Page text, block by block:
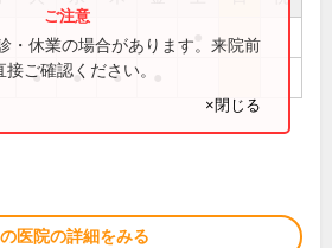
● ● ●
・休業の場合があります。来院前
ご確認ください。
×閉じる
医院の詳細をみる